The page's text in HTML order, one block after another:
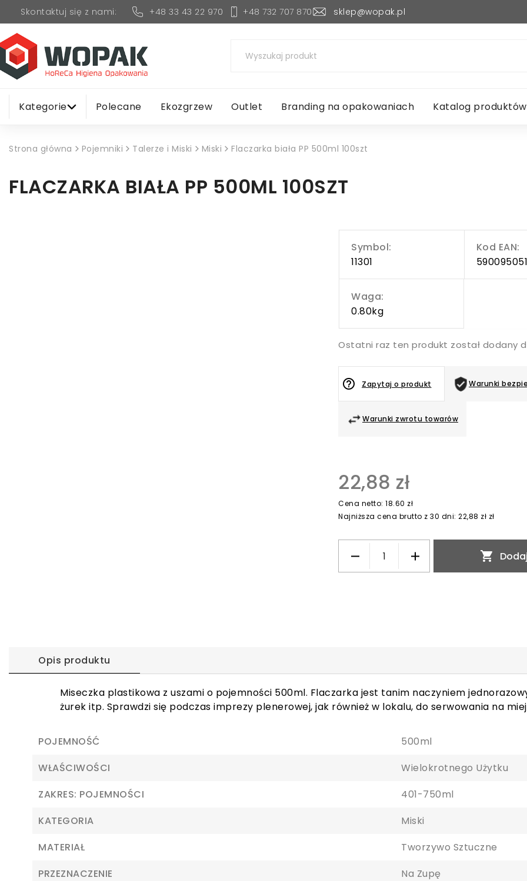
Skontaktuj się z nami: +48 33 43 22 970 +48 732 707 870 sklep@wopak.pl
Kategorie Polecane Ekozgrzew Outlet Branding na opakowaniach Katalog produktów
Strona główna Pojemniki Talerze i Miski Miski Flaczarka biała PP 500ml 100szt
FLACZARKA BIAŁA PP 500ML 100SZT
Symbol:
11301
Kod EAN:
Waga:
0.80kg
Ostatni raz ten produkt został dodany
Warunki
Warunki zwrotu towarów
help_outline Zapytaj o produkt
22,88 zł
Cena netto: 18.60 zł
Najniższa cena brutto z 30 dni: 22,88 zł zł

Opis produktu
Miseczka plastikowa z uszami o pojemności 500ml. Flaczarka jest tanim naczyniem
żurek itp. Sprawdzi się podczas imprezy plenerowej, jak również w lokalu, do serwowania na
POJEMNOŚĆ
500ml
WŁAŚCIWOŚCI
Wielokrotnego Użytku
ZAKRES: POJEMNOŚCI
401-750ml
KATEGORIA
Miski
MATERIAŁ
Tworzywo Sztuczne
PRZEZNACZENIE
Na Zupę